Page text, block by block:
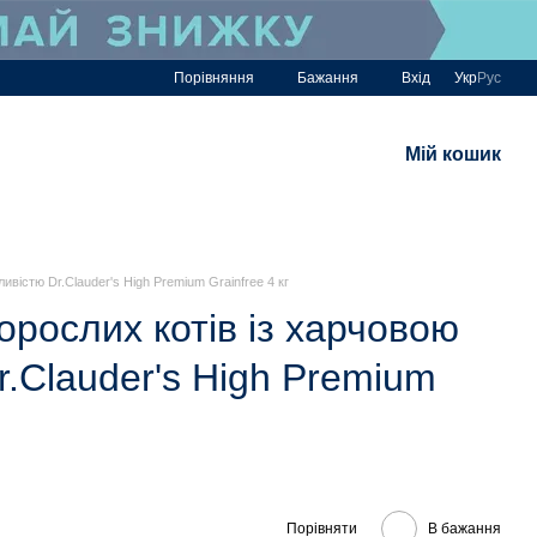
Порівняння Бажання Вхід УкрРус
Мій кошик
Dr.Clauder's High Premium Grainfree 4 кг
котів із харчовою
High Premium
Порівняти В бажання